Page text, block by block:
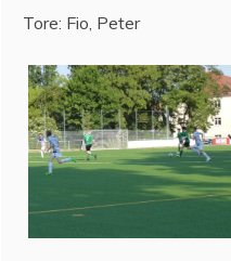
Tore: Fio, Peter